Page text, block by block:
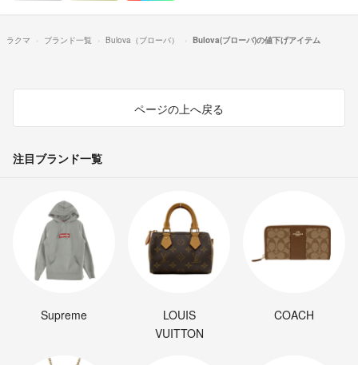
ラクマ ブランド一覧 Bulova（ブローバ） Bulova(ブローバ)の値下げアイテム
ページの上へ戻る
注目ブランド一覧
Supreme
LOUIS
VUITTON
COACH